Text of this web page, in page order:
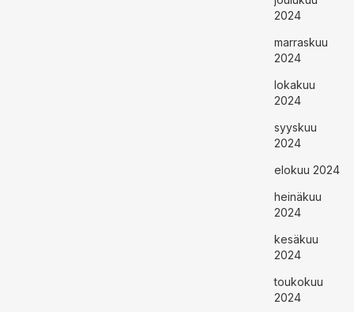
2024
marraskuu
2024
lokakuu
2024
syyskuu
2024
elokuu 2024
heinäkuu
2024
kesäkuu
2024
toukokuu
2024